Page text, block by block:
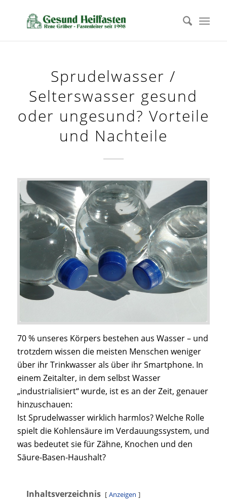
Sprudelwasser /
Selterswasser gesund
oder ungesund? Vorteile
und Nachteile
70 % unseres Körpers bestehen aus Wasser – und
trotzdem wissen die meisten Menschen weniger
über ihr Trinkwasser als über ihr Smartphone. In
einem Zeitalter, in dem selbst Wasser
„industrialisiert“ wurde, ist es an der Zeit, genauer
hinzuschauen:
Ist Sprudelwasser wirklich harmlos? Welche Rolle
spielt die Kohlensäure im Verdauungssystem, und
was bedeutet sie für Zähne, Knochen und den
Säure-Basen-Haushalt?
Inhaltsverzeichnis Anzeigen